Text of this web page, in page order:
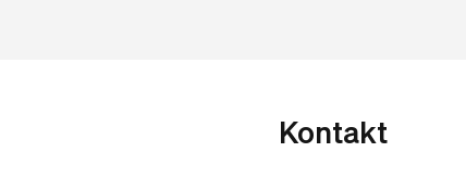
Kontakt